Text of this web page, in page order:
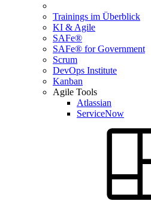
Trainings im Überblick
KI & Agile
SAFe®
SAFe® for Government
Scrum
DevOps Institute
Kanban
Agile Tools
Atlassian
ServiceNow